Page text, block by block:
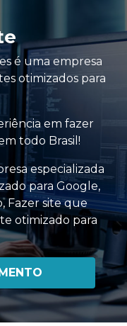
é uma empresa
otimizados para
em fazer
todo Brasil!
especializada
para Google,
, Fazer site que
otimizado para